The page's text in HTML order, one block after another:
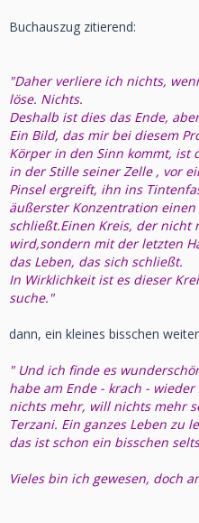
Buchauszug zitierend:
"Daher verliere ich nichts,
löse. Nichts.
Deshalb ist dies das Ende,
Ein Bild, das mir bei diesem
Körper in den Sinn kommt, ist
in der Stille seiner Zelle , vor
Pinsel ergreift, ihn ins
äußerster Konzentration
schließt.Einen Kreis, der nicht
wird,sondern mit der letzten
das Leben, das sich schließt.
In Wirklichkeit ist es dieser
suche."
dann, ein kleines bisschen
" Und ich finde es
habe am Ende - krach -
nichts mehr, will nichts mehr
Terzani. Ein ganzes Leben zu
das ist schon ein bisschen
Vieles bin ich gewesen, doch